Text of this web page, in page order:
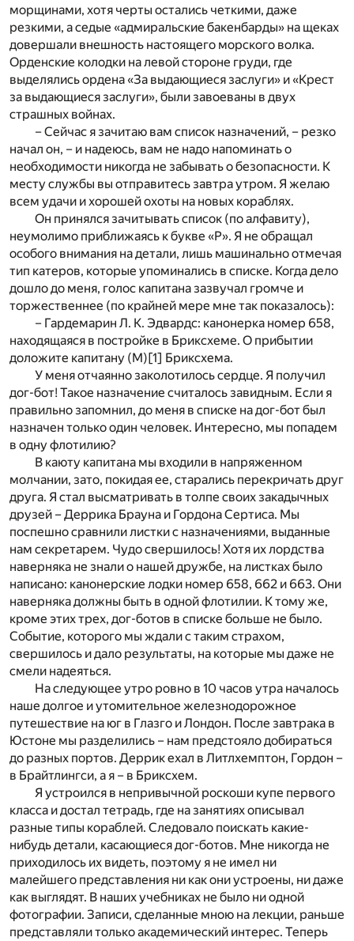
морщинами, хотя черты остались четкими, даже
резкими, а седые «адмиральские бакенбарды» на щеках
довершали внешность настоящего морского волка.
Орденские колодки на левой стороне груди, где
выделялись ордена «За выдающиеся заслуги» и «Крест
за выдающиеся заслуги», были завоеваны в двух
страшных войнах.
– Сейчас я зачитаю вам список назначений, – резко
начал он, – и надеюсь, вам не надо напоминать о
необходимости никогда не забывать о безопасности. К
месту службы вы отправитесь завтра утром. Я желаю
всем удачи и хорошей охоты на новых кораблях.
Он принялся зачитывать список (по алфавиту),
неумолимо приближаясь к букве «Р». Я не обращал
особого внимания на детали, лишь машинально отмечая
тип катеров, которые упоминались в списке. Когда дело
дошло до меня, голос капитана зазвучал громче и
торжественнее (по крайней мере мне так показалось):
– Гардемарин Л. К. Эдвардс: канонерка номер 658,
находящаяся в постройке в Бриксхеме. О прибытии
доложите капитану (М)[1] Бриксхема.
У меня отчаянно заколотилось сердце. Я получил
дог-бот! Такое назначение считалось завидным. Если я
правильно запомнил, до меня в списке на дог-бот был
назначен только один человек. Интересно, мы попадем
в одну флотилию?
В каюту капитана мы входили в напряженном
молчании, зато, покидая ее, старались перекричать друг
друга. Я стал высматривать в толпе своих закадычных
друзей – Деррика Брауна и Гордона Сертиса. Мы
поспешно сравнили листки с назначениями, выданные
нам секретарем. Чудо свершилось! Хотя их лордства
наверняка не знали о нашей дружбе, на листках было
написано: канонерские лодки номер 658, 662 и 663. Они
наверняка должны быть в одной флотилии. К тому же,
кроме этих трех, дог-ботов в списке больше не было.
Событие, которого мы ждали с таким страхом,
свершилось и дало результаты, на которые мы даже не
смели надеяться.
На следующее утро ровно в 10 часов утра началось
наше долгое и утомительное железнодорожное
путешествие на юг в Глазго и Лондон. После завтрака в
Юстоне мы разделились – нам предстояло добираться
до разных портов. Деррик ехал в Литлхемптон, Гордон –
в Брайтлингси, а я – в Бриксхем.
Я устроился в непривычной роскоши купе первого
класса и достал тетрадь, где на занятиях описывал
разные типы кораблей. Следовало поискать какие-
нибудь детали, касающиеся дог-ботов. Мне никогда не
приходилось их видеть, поэтому я не имел ни
малейшего представления ни как они устроены, ни даже
как выглядят. В наших учебниках не было ни одной
фотографии. Записи, сделанные мною на лекции, раньше
представляли только академический интерес. Теперь